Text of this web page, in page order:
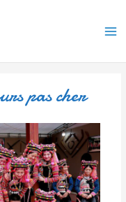
pas cher